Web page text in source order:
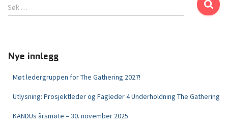
Søk …
Nye innlegg
Møt ledergruppen for The Gathering 2027!
Utlysning: Prosjektleder og Fagleder 4 Underholdning The Gathering
KANDUs årsmøte – 30. november 2025